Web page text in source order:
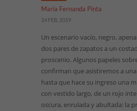
María Fernanda Pinta
14 FEB, 2019
Un escenario vacío, negro,
dos pares de zapatos a un
proscenio. Algunos papeles
confirman que asistiremos a
hasta que hace su ingreso una
con vestido largo, de un rojo
oscura, enrulada y abultada: la